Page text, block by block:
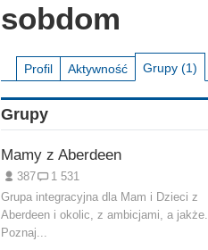
sobdom
Profil Aktywność Grupy (1)
Grupy
Mamy z Aberdeen
387
1 531
Grupa integracyjna dla Mam i Dzieci z
Aberdeen i okolic, z ambicjami, a jakże.
Poznaj...